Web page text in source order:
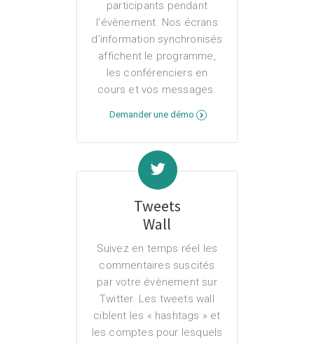
participants pendant
l’évènement. Nos écrans
d’information synchronisés
affichent le programme,
les conférenciers en
cours et vos messages.
Demander une démo
Tweets
Wall
Suivez en temps réel les
commentaires suscités
par votre évènement sur
Twitter. Les tweets wall
ciblent les « hashtags » et
les comptes pour lesquels